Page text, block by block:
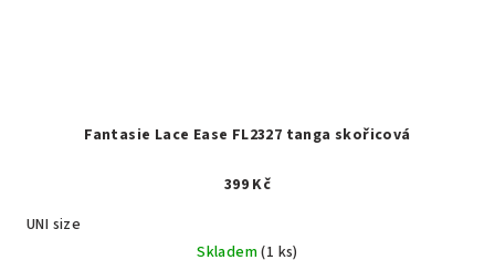
Fantasie Lace Ease FL2327 tanga skořicová
399 Kč
UNI size
Skladem(1 ks)